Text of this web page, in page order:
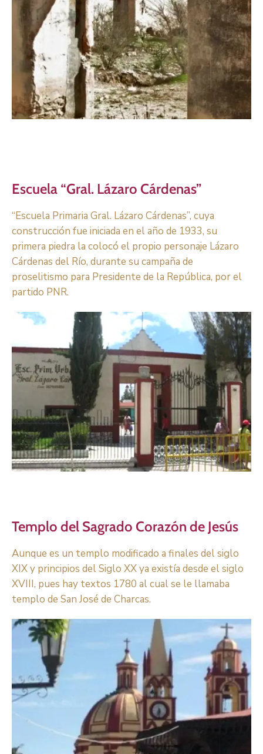
Escuela “Gral. Lázaro Cárdenas”
“Escuela Primaria Gral. Lázaro Cárdenas”, cuya
construcción fue iniciada en el año de 1933, su
primera piedra la colocó el propio personaje Lázaro
Cárdenas del Río, durante su campaña de
proselitismo para Presidente de la República, por el
partido PNR.
Templo del Sagrado Corazón de Jesús
Aunque es un templo modificado a finales del siglo
XIX y principios del Siglo XX ya existía desde el siglo
XVIII, pues hay textos 1780 al cual se le llamaba
templo de San José de Charcas.